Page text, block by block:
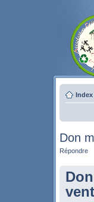
Don
Répondre
vent